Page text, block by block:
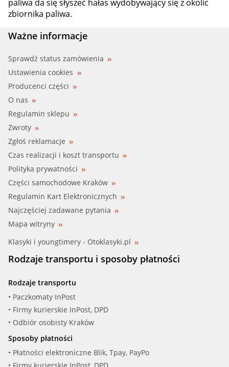
paliwa da się słyszeć hałas wydobywający się z okolic
zbiornika paliwa.
Ważne informacje
Sprawdź status zamówienia
Ustawienia cookies
Producenci części
O nas
Regulamin sklepu
Zwroty
Zgłoś reklamacje
Czas realizacji i koszt transportu
Polityka prywatności
Części samochodowe Kraków
Regulamin Kart Elektronicznych
Najczęściej zadawane pytania
Mapa witryny
Klasyki i youngtimery - Otoklasyki.pl
Rodzaje transportu i sposoby płatności
Rodzaje transportu
• Paczkomaty InPost
• Firmy kurierskie InPost, DPD
• Odbiór osobisty Kraków
Sposoby płatności
• Płatności elektroniczne Blik, Tpay, PayPo